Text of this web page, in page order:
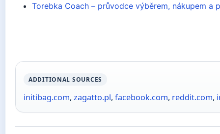
Torebka Coach – průvodce výběrem, nákupem a
ADDITIONAL SOURCES
initibag.com, zagatto.pl, facebook.com, reddit.com,